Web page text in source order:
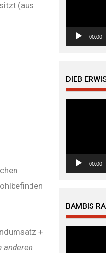
(aus
+
anderen
00:00
DIEB
00:00
BAMBIS